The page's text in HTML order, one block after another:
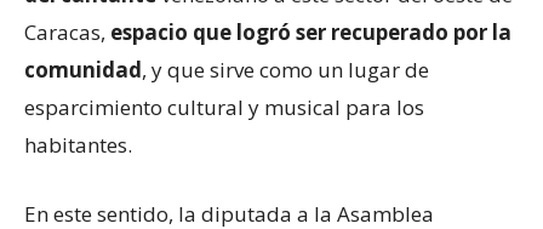
Caracas, espacio que logró ser recuperado por la
comunidad, y que sirve como un lugar de
esparcimiento cultural y musical para los
habitantes.
En este sentido, la diputada a la Asamblea